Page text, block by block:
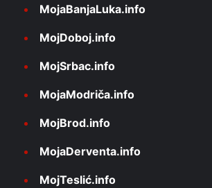
MojaBanjaLuka.info
MojDoboj.info
MojSrbac.info
MojaModriča.info
MojBrod.info
MojaDerventa.info
MojTeslić.info